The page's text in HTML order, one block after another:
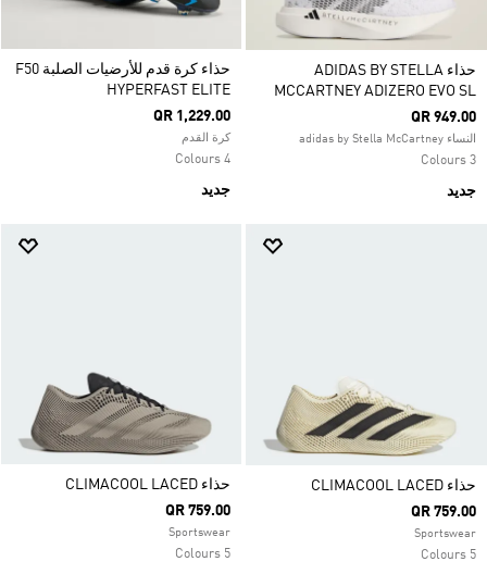
حذاء ADIDAS BY STELLA
MCCARTNEY ADIZERO EVO SL
QR 949.00
النساء adidas by Stella McCartney
3 Colours
جديد
حذاء كرة قدم للأرضيات الصلبة F50
HYPERFAST ELITE
QR 1,229.00
كرة القدم
4 Colours
جديد
حذاء CLIMACOOL LACED
QR 759.00
Sportswear
5 Colours
حذاء CLIMACOOL LACED
QR 759.00
Sportswear
5 Colours